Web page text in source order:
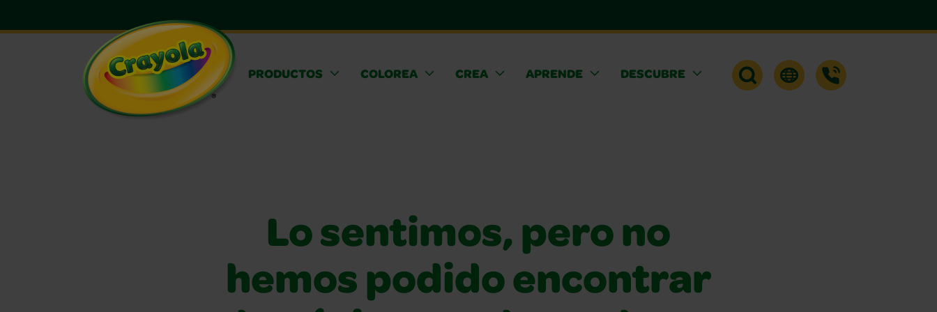
PRODUCTOS COLOREA CREA APRENDE DESCUBRE
Lo sentimos, pero no
hemos podido encontrar